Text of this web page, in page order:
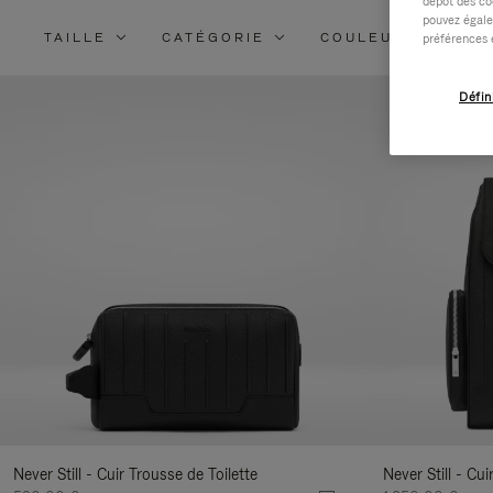
TAILLE CATÉGORIE COULEUR
Never Still - Cuir Trousse de Toilette
Never Still -
pouvez
préférences